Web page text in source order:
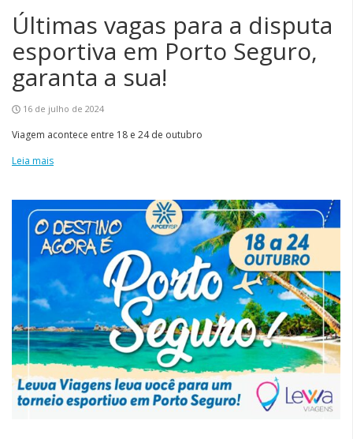
Últimas vagas para a disputa
esportiva em Porto Seguro,
garanta a sua!
16 de julho de 2024
Viagem acontece entre 18 e 24 de outubro
Leia mais